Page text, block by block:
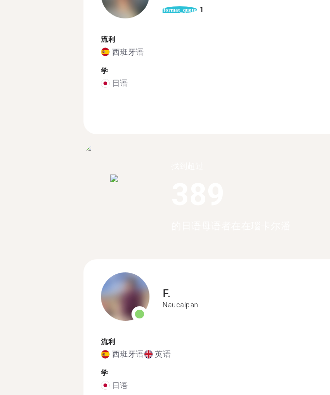
format_quote 1
流利
西班牙语
学
日语
F.
Naucalpan
流利
西班牙语 英语
学
日语